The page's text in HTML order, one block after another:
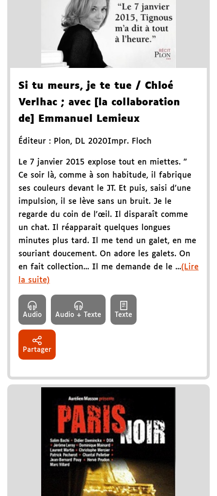
Si tu meurs, je te tue / Chloé
Verlhac ; avec [la collaboration
de] Emmanuel Lemieux
Éditeur : Plon, DL 2020Impr. Floch
Le 7 janvier 2015 explose tout en miettes. "
Ce soir là, comme à son habitude, il fabrique
ses couleurs devant le JT. Et puis, saisi d'une
impulsion, il se lève sans un bruit. Je le
regarde du coin de l'œil. Il disparaît comme
un chat. Il réapparait quelques longues
minutes plus tard. Il me tend un galet, en me
souriant doucement. On adore les galets. On
en fait collection... Il me demande de le ...(Lire
la suite)
Audio Audio + Texte Texte
Partager